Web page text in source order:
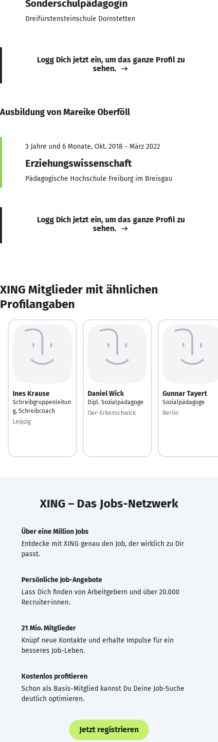
Sonderschulpädagogin
Dreifürstensteinschule Dornstetten
Logg Dich jetzt ein, um das ganze Profil zu
sehen.
Ausbildung von Mareike Oberföll
3 Jahre und 6 Monate, Okt. 2018 - März 2022
Erziehungswissenschaft
Pädagogische Hochschule Freiburg im Breisgau
Logg Dich jetzt ein, um das ganze Profil zu
sehen.
XING Mitglieder mit ähnlichen
Profilangaben
Ines Krause
Schreibgruppenleitun
g, Schreibcoach
Leipzig
Daniel Wick
Dipl. Sozialpädagoge
Oer-Erkenschwick
Gunnar Tayert
Sozialpädagoge
Berlin
XING – Das Jobs-Netzwerk
Über eine Million Jobs
Entdecke mit XING genau den Job, der wirklich zu Dir
passt.
Persönliche Job-Angebote
Lass Dich finden von Arbeitgebern und über 20.000
Recruiter·innen.
21 Mio. Mitglieder
Knüpf neue Kontakte und erhalte Impulse für ein
besseres Job-Leben.
Kostenlos profitieren
Schon als Basis-Mitglied kannst Du Deine Job-Suche
deutlich optimieren.
Jetzt registrieren